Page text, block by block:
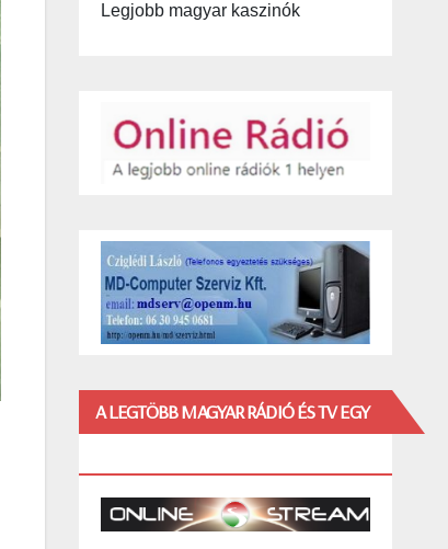
Legjobb magyar kaszinók
A LEGTÖBB MAGYAR RÁDIÓ ÉS TV EGY